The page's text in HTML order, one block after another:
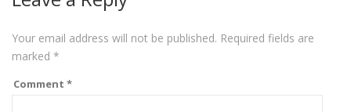
Your email address will not be published. Required fields are
marked *
Comment *